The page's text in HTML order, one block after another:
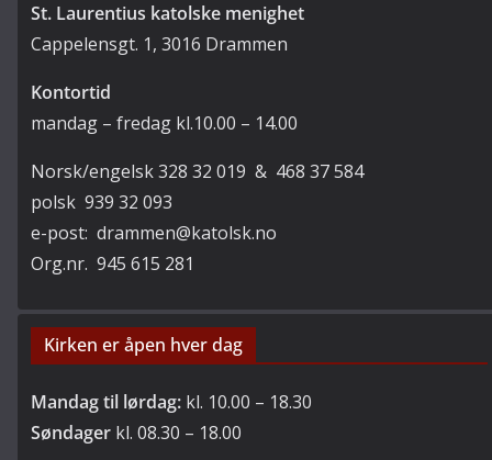
St. Laurentius katolske menighet
Cappelensgt. 1, 3016 Drammen
Kontortid
mandag – fredag kl.10.00 – 14.00
Norsk/engelsk 328 32 019 & 468 37 584
polsk 939 32 093
e-post: drammen@katolsk.no
Org.nr. 945 615 281
Kirken er åpen hver dag
Mandag til lørdag: kl. 10.00 – 18.30
Søndager kl. 08.30 – 18.00